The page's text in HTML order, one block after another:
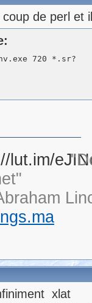
coup de perl et
xlat